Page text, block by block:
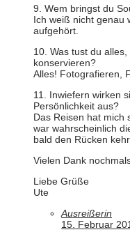
9. Wem bringst du
Ich weiß nicht genau
aufgehört.
10. Was tust du
konservieren?
Alles! Fotografieren,
11. Inwiefern wirken
Persönlichkeit aus?
Das Reisen hat mich
war wahrscheinlich
bald den Rücken
Vielen Dank
Liebe Grüße
Ute
Ausreißerin
15. Februar